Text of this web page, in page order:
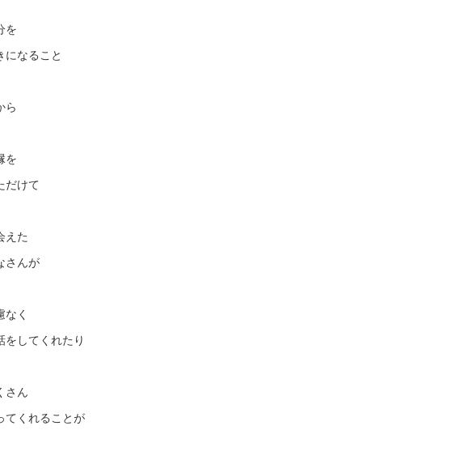
を
になること
ら
を
だけて
えた
さんが
なく
をしてくれたり
さん
てくれることが